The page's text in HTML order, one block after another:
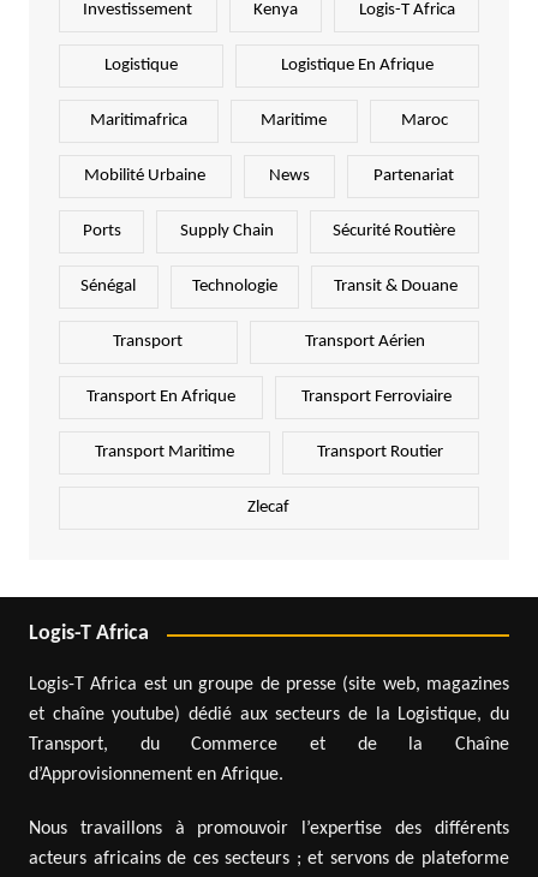
Investissement Kenya Logis-T Africa
Logistique Logistique En Afrique
Maritimafrica Maritime Maroc
Mobilité Urbaine News Partenariat
Ports Supply Chain Sécurité Routière
Sénégal Technologie Transit & Douane
Transport Transport Aérien
Transport En Afrique Transport Ferroviaire
Transport Maritime Transport Routier
Zlecaf
Logis-T Africa
Logis-T Africa est un groupe de presse (site web, magazines
et chaîne youtube) dédié aux secteurs de la Logistique, du
Transport, du Commerce et de la Chaîne
d’Approvisionnement en Afrique.
Nous travaillons à promouvoir l’expertise des différents
acteurs africains de ces secteurs ; et servons de plateforme